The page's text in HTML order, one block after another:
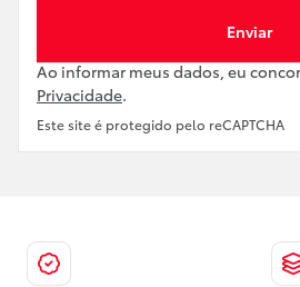
Enviar
Ao informar meus dados, eu
Privacidade.
Este site é protegido pelo reCAPTCHA